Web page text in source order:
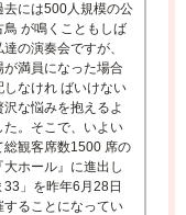
去には500人規模の公
鳥 が鳴くこともしば
の演奏会ですが、
が満員になった場合
しなけれ ばいけない
な悩みを抱えるよ
た。そこで、いよい
総観客席数1500 席の
ホール』に進出し
」を昨年6月28日
することになってい